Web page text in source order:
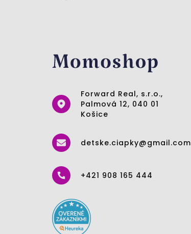
Forward Real, s.r.o.,
Palmová 12, 040 01
Košice
detske.ciapky@gmail.com
+421 908 165 444